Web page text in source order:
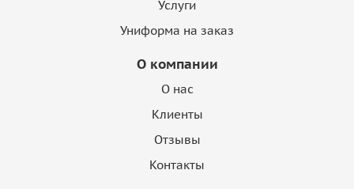
Услуги
Униформа на заказ
О компании
О нас
Клиенты
Отзывы
Контакты